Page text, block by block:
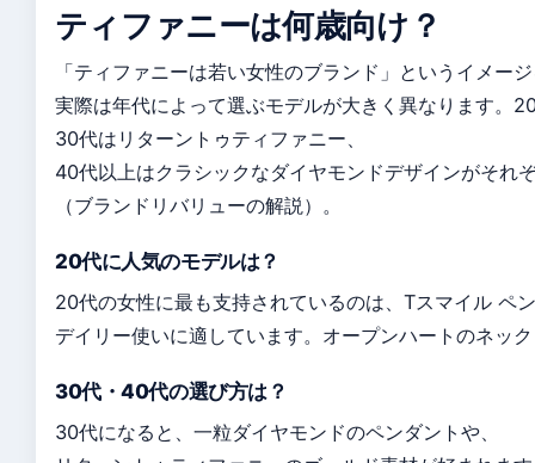
ティファニーは何歳向け？
「ティファニーは若い女性のブランド」というイメー
実際は年代によって選ぶモデルが大きく異なります。
30代はリターントゥティファニー、
40代以上はクラシックなダイヤモンドデザインがそれ
（ブランドリバリューの解説）。
20代に人気のモデルは？
20代の女性に最も支持されているのは、Tスマイル ペ
デイリー使いに適しています。オープンハートのネッ
30代・40代の選び方は？
30代になると、一粒ダイヤモンドのペンダントや、